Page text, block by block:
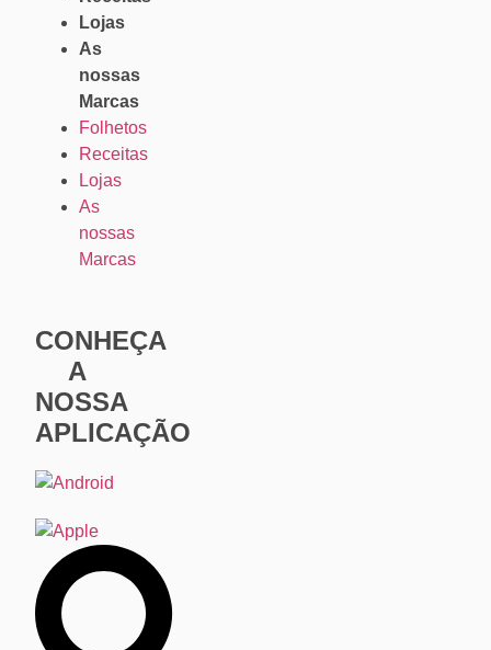
Lojas
As
nossas
Marcas
Folhetos
Receitas
Lojas
As
nossas
Marcas
CONHEÇA
A
NOSSA
APLICAÇÃO